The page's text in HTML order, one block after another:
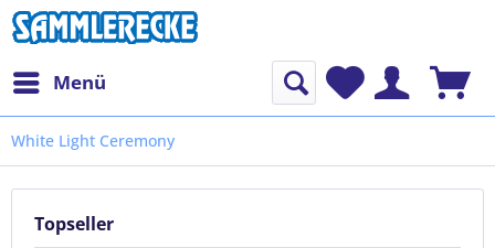
Menü
White Light Ceremony
Topseller